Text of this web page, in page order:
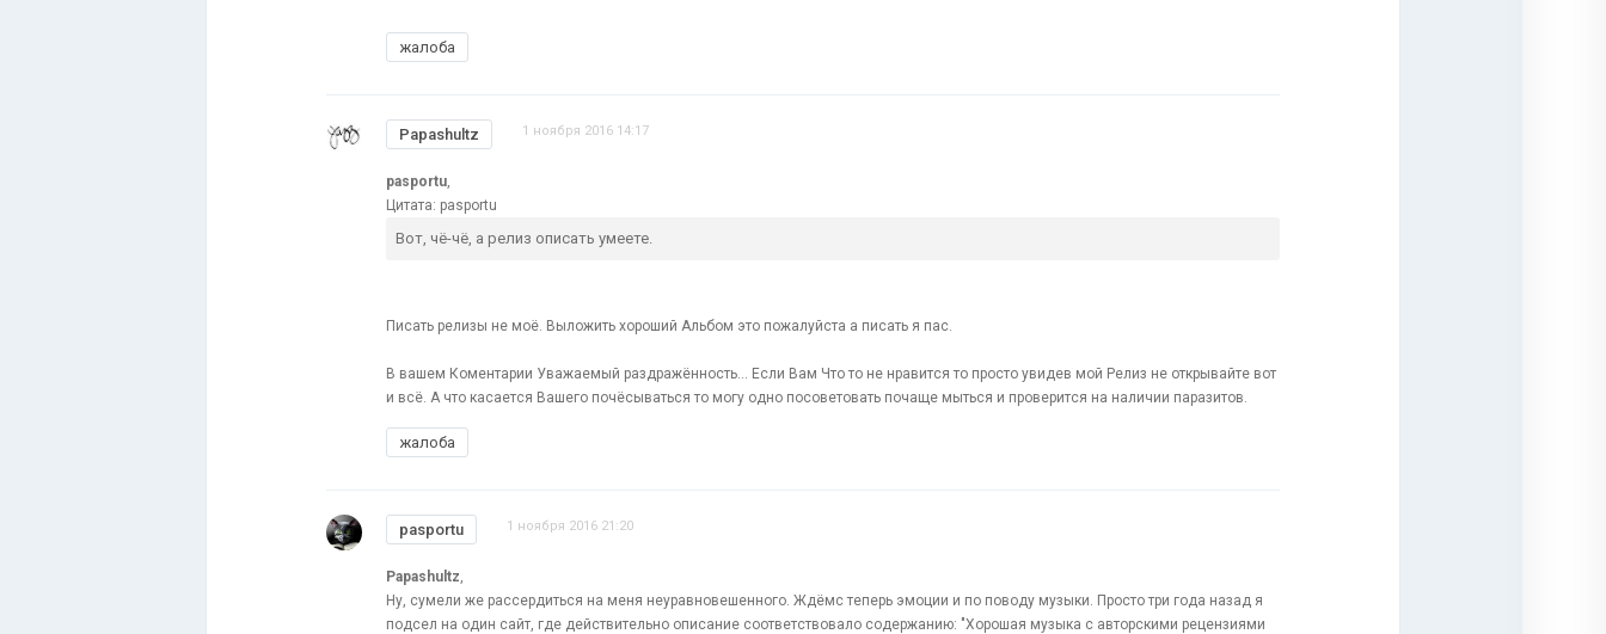
жалоба
Papashultz 1 ноября 2016 14:17
pasportu,
Цитата: pasportu
Вот, чё-чё, а релиз описать умеете.
Писать релизы не моё. Выложить хороший Альбом это пожалуйста а писать я пас.
В вашем Коментарии Уважаемый раздражённость... Если Вам Что то не нравится то просто увидев мой Релиз не открывайте вот
и всё. А что касается Вашего почёсываться то могу одно посоветовать почаще мыться и проверится на наличии паразитов.
жалоба
pasportu 1 ноября 2016 21:20
Papashultz,
Ну, сумели же рассердиться на меня неуравновешенного. Ждёмс теперь эмоции и по поводу музыки. Просто три года назад я
подсел на один сайт, где действительно описание соответствовало содержанию: "Хорошая музыка с авторскими рецензиями